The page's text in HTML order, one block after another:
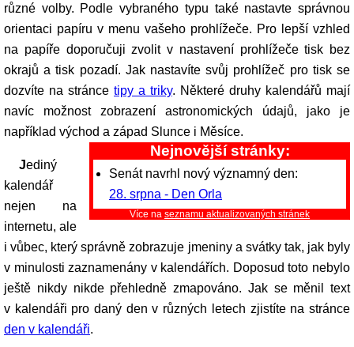
různé volby. Podle vybraného typu také nastavte správnou
orientaci papíru v menu vašeho prohlížeče. Pro lepší vzhled
na papíře doporučuji zvolit v nastavení prohlížeče tisk bez
okrajů a tisk pozadí. Jak nastavíte svůj prohlížeč pro tisk se
dozvíte na stránce tipy a triky. Některé druhy kalendářů mají
navíc možnost zobrazení astronomických údajů, jako je
například východ a západ Slunce i Měsíce.
Nejnovější stránky:
Senát navrhl nový významný den:
28. srpna - Den Orla
Více na seznamu aktualizovaných stránek
Jediný
kalendář
nejen na
internetu, ale
i vůbec, který správně zobrazuje jmeniny a svátky tak, jak byly
v minulosti zaznamenány v kalendářích. Doposud toto nebylo
ještě nikdy nikde přehledně zmapováno. Jak se měnil text
v kalendáři pro daný den v různých letech zjistíte na stránce
den v kalendáři.